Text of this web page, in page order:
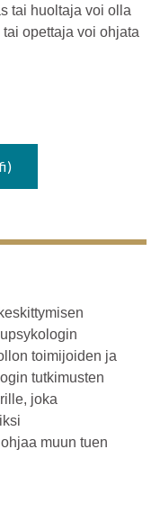
tai huoltaja voi olla
opettaja voi ohjata
toimijoiden ja
tutkimusten
joka
muun tuen